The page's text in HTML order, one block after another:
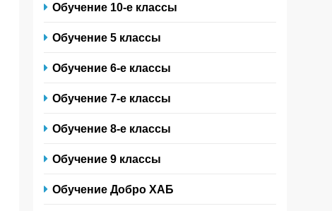
Обучение 10-е классы
Обучение 5 классы
Обучение 6-е классы
Обучение 7-е классы
Обучение 8-е классы
Обучение 9 классы
Обучение Добро ХАБ